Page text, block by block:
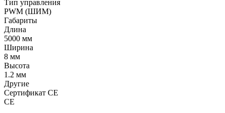
Тип управления
PWM (ШИМ)
Габариты
Длина
5000 мм
Ширина
8 мм
Высота
1.2 мм
Другие
Сертификат CE
CE